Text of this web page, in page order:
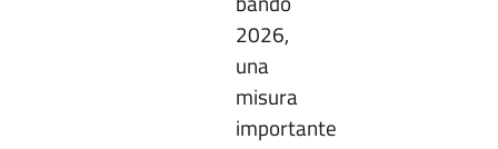
2026,
una
misura
importante